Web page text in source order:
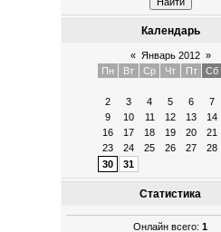
Календарь
« Январь 2012 »
Пн
Вт Ср Чт Пт Сб
2
3 4 5 6 7
9
10 11 12 13 14
16
17 18 19 20 21
23
24 25 26 27 28
30
31
Статистика
Онлайн всего:1